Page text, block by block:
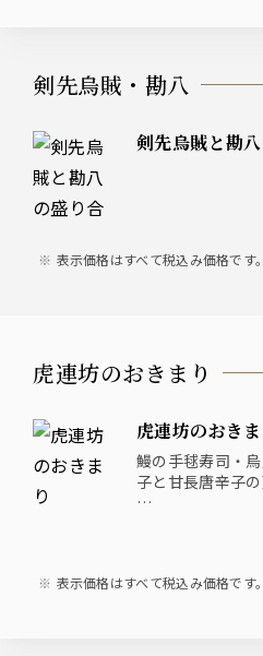
剣先烏賊・勘八
剣先烏賊と勘
表示価格はすべて税込み価格です。
虎連坊のおきまり
虎連坊のおき
鰻の手毬寿司・
子と甘長唐辛子
表示価格はすべて税込み価格です。